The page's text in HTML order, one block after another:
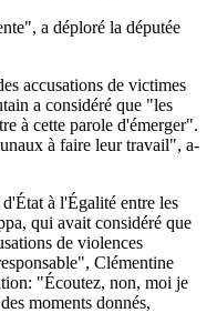
a déploré la députée
accusations de victimes
a considéré que "les
à cette parole d'émerger".
à faire leur travail", a-
à l'Égalité entre les
qui avait considéré que
de violences
Clémentine
"Écoutez, non, moi je
moments donnés,